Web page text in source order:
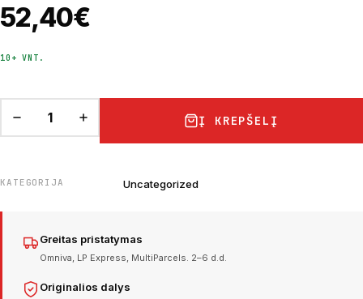
52,40€
10+ VNT.
Į KREPŠELĮ
KATEGORIJA Uncategorized
Greitas pristatymas
Omniva, LP Express, MultiParcels. 2–6 d.d.
Originalios dalys